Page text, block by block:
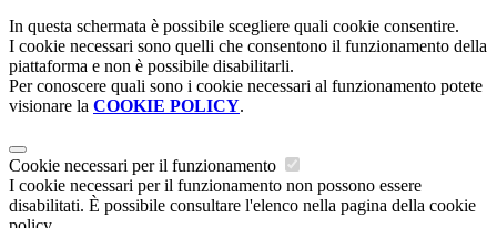
In questa schermata è possibile scegliere quali cookie consentire.
I cookie necessari sono quelli che consentono il funzionamento della
piattaforma e non è possibile disabilitarli.
Per conoscere quali sono i cookie necessari al funzionamento potete
visionare la COOKIE POLICY.
Cookie necessari per il funzionamento
I cookie necessari per il funzionamento non possono essere
disabilitati. È possibile consultare l'elenco nella pagina della cookie